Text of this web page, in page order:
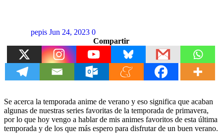
pepis Jun 24, 2023 0
Compartir
Se acerca la temporada anime de verano y eso significa que acaban
algunas de nuestras series favoritas de la temporada de primavera,
por lo que hoy vengo a hablar de mis animes favoritos de esta última
temporada y de los que más espero para disfrutar de un buen verano.